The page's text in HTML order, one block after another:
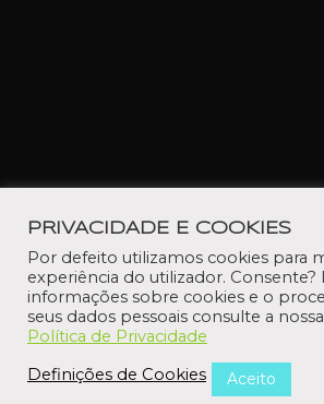
PRIVACIDADE E COOKIES
Por defeito utilizamos cookies para
experiência do utilizador. Consente?
informações sobre cookies e o
seus dados pessoais consulte a nossa
Política de Privacidade
Definições de Cookies
Aceito